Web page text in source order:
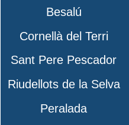
Besalú
Cornellà del Terri
Sant Pere Pescador
Riudellots de la Selva
Peralada